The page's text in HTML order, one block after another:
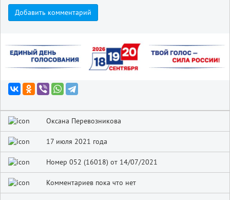
Добавить комментарий
Оксана Перевозникова
17 июля 2021 года
Номер 052 (16018) от 14/07/2021
Комментариев пока что нет